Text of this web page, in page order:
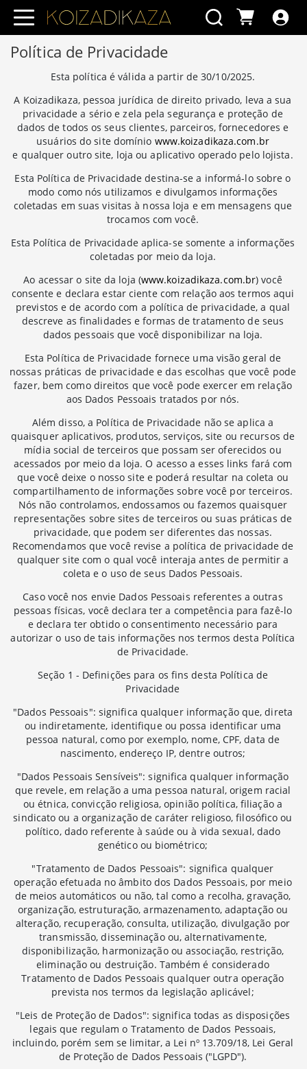
Política de Privacidade
Esta política é válida a partir de 30/10/2025.
A Koizadikaza, pessoa jurídica de direito privado, leva a sua
privacidade a sério e zela pela segurança e proteção de
dados de todos os seus clientes, parceiros, fornecedores e
usuários do site domínio www.koizadikaza.com.br
e qualquer outro site, loja ou aplicativo operado pelo lojista.
Esta Política de Privacidade destina-se a informá-lo sobre o
modo como nós utilizamos e divulgamos informações
coletadas em suas visitas à nossa loja e em mensagens que
trocamos com você.
Esta Política de Privacidade aplica-se somente a informações
coletadas por meio da loja.
Ao acessar o site da loja (www.koizadikaza.com.br) você
consente e declara estar ciente com relação aos termos aqui
previstos e de acordo com a política de privacidade, a qual
descreve as finalidades e formas de tratamento de seus
dados pessoais que você disponibilizar na loja.
Esta Política de Privacidade fornece uma visão geral de
nossas práticas de privacidade e das escolhas que você pode
fazer, bem como direitos que você pode exercer em relação
aos Dados Pessoais tratados por nós.
Além disso, a Política de Privacidade não se aplica a
quaisquer aplicativos, produtos, serviços, site ou recursos de
mídia social de terceiros que possam ser oferecidos ou
acessados por meio da loja. O acesso a esses links fará com
que você deixe o nosso site e poderá resultar na coleta ou
compartilhamento de informações sobre você por terceiros.
Nós não controlamos, endossamos ou fazemos quaisquer
representações sobre sites de terceiros ou suas práticas de
privacidade, que podem ser diferentes das nossas.
Recomendamos que você revise a política de privacidade de
qualquer site com o qual você interaja antes de permitir a
coleta e o uso de seus Dados Pessoais.
Caso você nos envie Dados Pessoais referentes a outras
pessoas físicas, você declara ter a competência para fazê-lo
e declara ter obtido o consentimento necessário para
autorizar o uso de tais informações nos termos desta Política
de Privacidade.
Seção 1 - Definições para os fins desta Política de
Privacidade
"Dados Pessoais": significa qualquer informação que, direta
ou indiretamente, identifique ou possa identificar uma
pessoa natural, como por exemplo, nome, CPF, data de
nascimento, endereço IP, dentre outros;
"Dados Pessoais Sensíveis": significa qualquer informação
que revele, em relação a uma pessoa natural, origem racial
ou étnica, convicção religiosa, opinião política, filiação a
sindicato ou a organização de caráter religioso, filosófico ou
político, dado referente à saúde ou à vida sexual, dado
genético ou biométrico;
"Tratamento de Dados Pessoais": significa qualquer
operação efetuada no âmbito dos Dados Pessoais, por meio
de meios automáticos ou não, tal como a recolha, gravação,
organização, estruturação, armazenamento, adaptação ou
alteração, recuperação, consulta, utilização, divulgação por
transmissão, disseminação ou, alternativamente,
disponibilização, harmonização ou associação, restrição,
eliminação ou destruição. Também é considerado
Tratamento de Dados Pessoais qualquer outra operação
prevista nos termos da legislação aplicável;
"Leis de Proteção de Dados": significa todas as disposições
legais que regulam o Tratamento de Dados Pessoais,
incluindo, porém sem se limitar, a Lei nº 13.709/18, Lei Geral
de Proteção de Dados Pessoais ("LGPD").